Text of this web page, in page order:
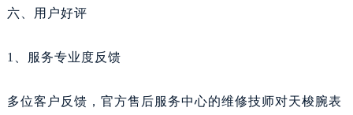
六、用户好评
1、服务专业度反馈
多位客户反馈，官方售后服务中心的维修技师对天梭腕表